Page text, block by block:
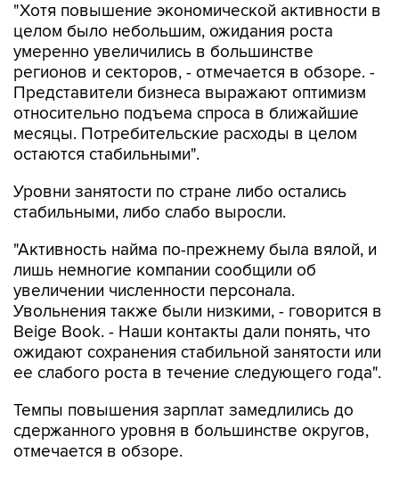
"Хотя повышение экономической активности в
целом было небольшим, ожидания роста
умеренно увеличились в большинстве
регионов и секторов, - отмечается в обзоре. -
Представители бизнеса выражают оптимизм
относительно подъема спроса в ближайшие
месяцы. Потребительские расходы в целом
остаются стабильными".
Уровни занятости по стране либо остались
стабильными, либо слабо выросли.
"Активность найма по-прежнему была вялой, и
лишь немногие компании сообщили об
увеличении численности персонала.
Увольнения также были низкими, - говорится в
Beige Book. - Наши контакты дали понять, что
ожидают сохранения стабильной занятости или
ее слабого роста в течение следующего года".
Темпы повышения зарплат замедлились до
сдержанного уровня в большинстве округов,
отмечается в обзоре.